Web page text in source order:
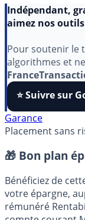
aimez nos outils
Pour soutenir le
algorithmes et
⭐️ Suivre sur
Placement sans
🎁 Bon plan
Bénéficiez de
votre épargne,